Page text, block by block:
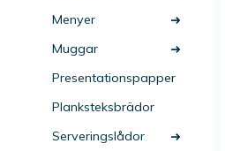
Menyer
Muggar
Presentationspapper
Planksteksbrädor
Serveringslådor